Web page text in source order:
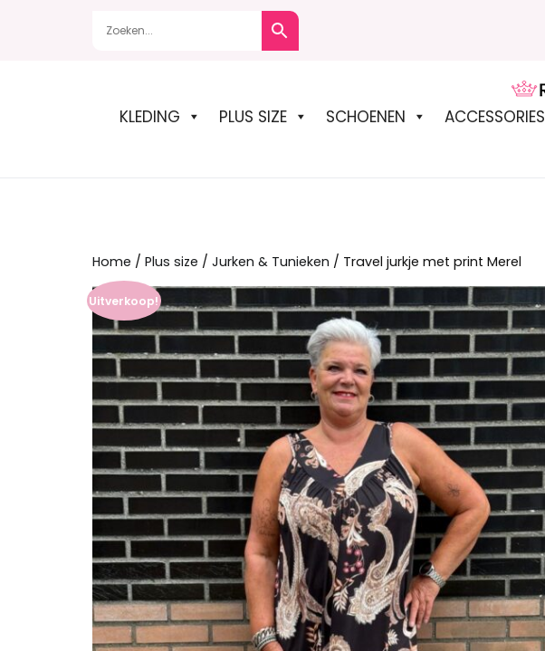
KLEDING PLUS SIZE SCHOENEN ACCESSORIES
Home / Plus size / Jurken & Tunieken / Travel jurkje met print Merel
Uitverkoop!